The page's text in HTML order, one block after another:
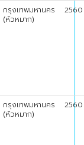
กรุงเทพมหานคร
(หัวหมาก)
2560
กรุงเทพมหานคร
(หัวหมาก)
2560